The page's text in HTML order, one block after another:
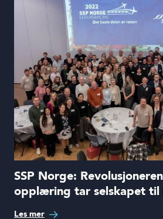
SSP Norge:
opplæring tar selskapet til
Les mer